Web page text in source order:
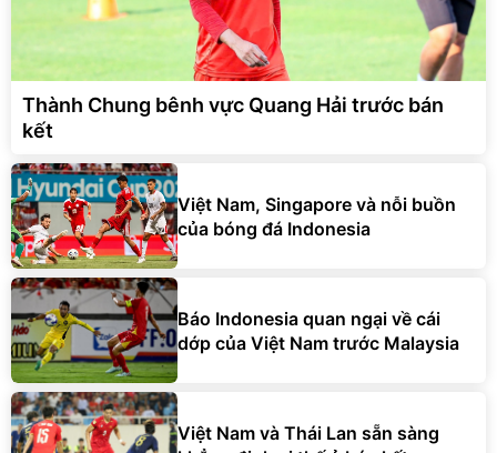
Thành Chung bênh vực Quang Hải trước bán
kết
Việt Nam, Singapore và nỗi buồn
của bóng đá Indonesia
Báo Indonesia quan ngại về cái
dớp của Việt Nam trước Malaysia
Việt Nam và Thái Lan sẵn sàng